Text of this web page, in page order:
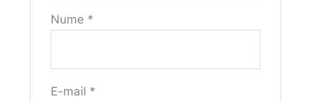
Nume *
E-mail *